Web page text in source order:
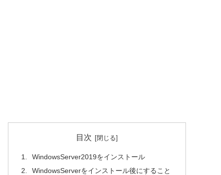
目次
WindowsServer2019をインストール
WindowsServerをインストール後にすること